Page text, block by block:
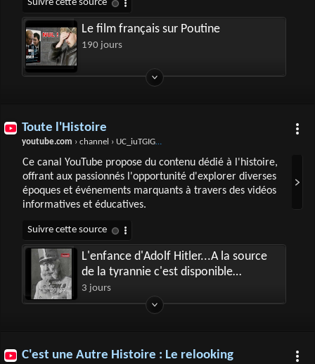
Le film français sur Poutine
190 jours
Toute l'Histoire
youtube.com › channel › UC_iuTGIGPWQBLGbd_TgwB-Q
Ce canal YouTube propose du contenu dédié à l'histoire,
offrant aux passionnés l'opportunité d'explorer diverses
époques et événements marquants à travers des vidéos
informatives et éducatives.
L'enfance d'Adolf Hitler...A la source
de la tyrannie c'est disponible
maintenant en intégralité.
3 jours
C'est une Autre Histoire : Le relooking